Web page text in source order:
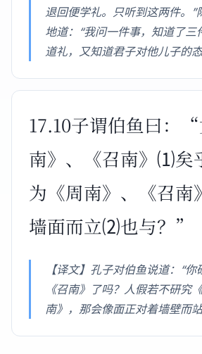
退回便学礼。只听到这两件。”
地道：“我问一件事，知道了三
道礼，又知道君子对他儿子的
17.10子谓伯鱼曰：
南》、《召南》⑴矣
为《周南》、《召南
墙面而立⑵也与？”
【译文】孔子对伯鱼说道：“
《召南》了吗？人假若不研究
南》，那会像面正对着墙壁而